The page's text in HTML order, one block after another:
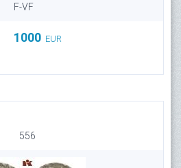
F-VF
1000 EUR
556